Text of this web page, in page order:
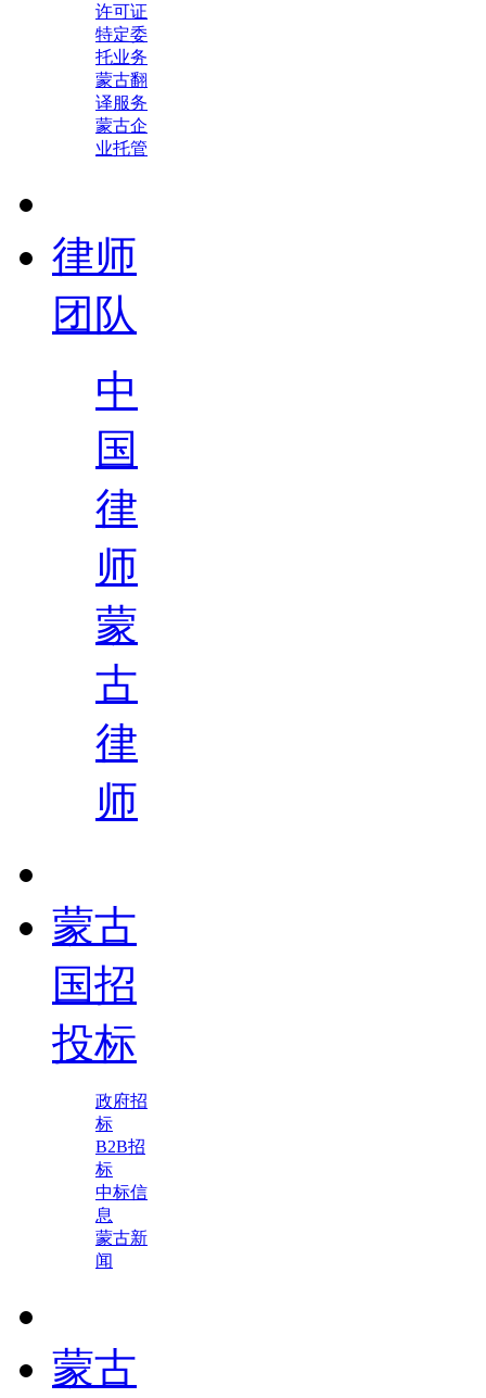
许可证
特定委
托业务
蒙古翻
译服务
蒙古企
业托管
律师
团队
中
国
律
师
蒙
古
律
师
蒙古
国招
投标
政府招
标
B2B招
标
中标信
息
蒙古新
闻
蒙古